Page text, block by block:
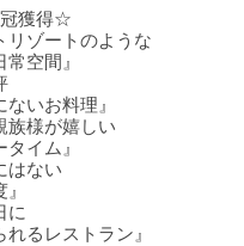
獲得☆
リゾートのような
空間』
いお料理』
族様が嬉しい
イム』
はない
に
るレストラン』